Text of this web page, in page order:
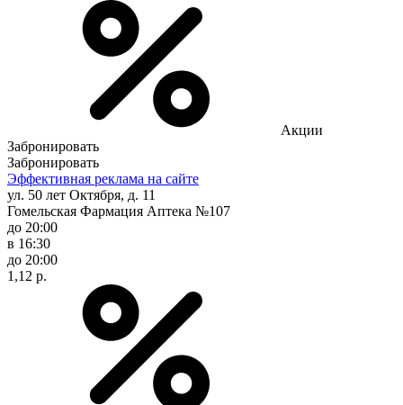
Акции
Забронировать
Забронировать
Эффективная реклама на сайте
ул. 50 лет Октября, д. 11
Гомельская Фармация Аптека №107
до 20:00
в 16:30
до 20:00
1,12 р.